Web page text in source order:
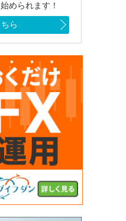
められます！
ら